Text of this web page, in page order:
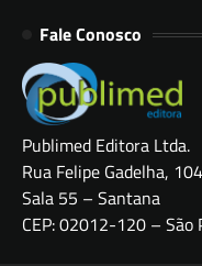
Fale Conosco
Publimed Editora Ltda.
Rua Felipe Gadelha, 104
Sala 55 – Santana
CEP: 02012-120 – São